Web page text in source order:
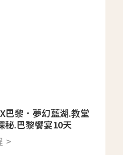
巴黎．夢幻藍湖.教堂
秘.巴黎饗宴10天
>